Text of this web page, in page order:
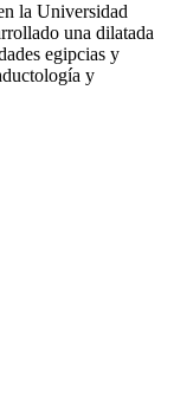
la Universidad
una dilatada
egipcias y
y